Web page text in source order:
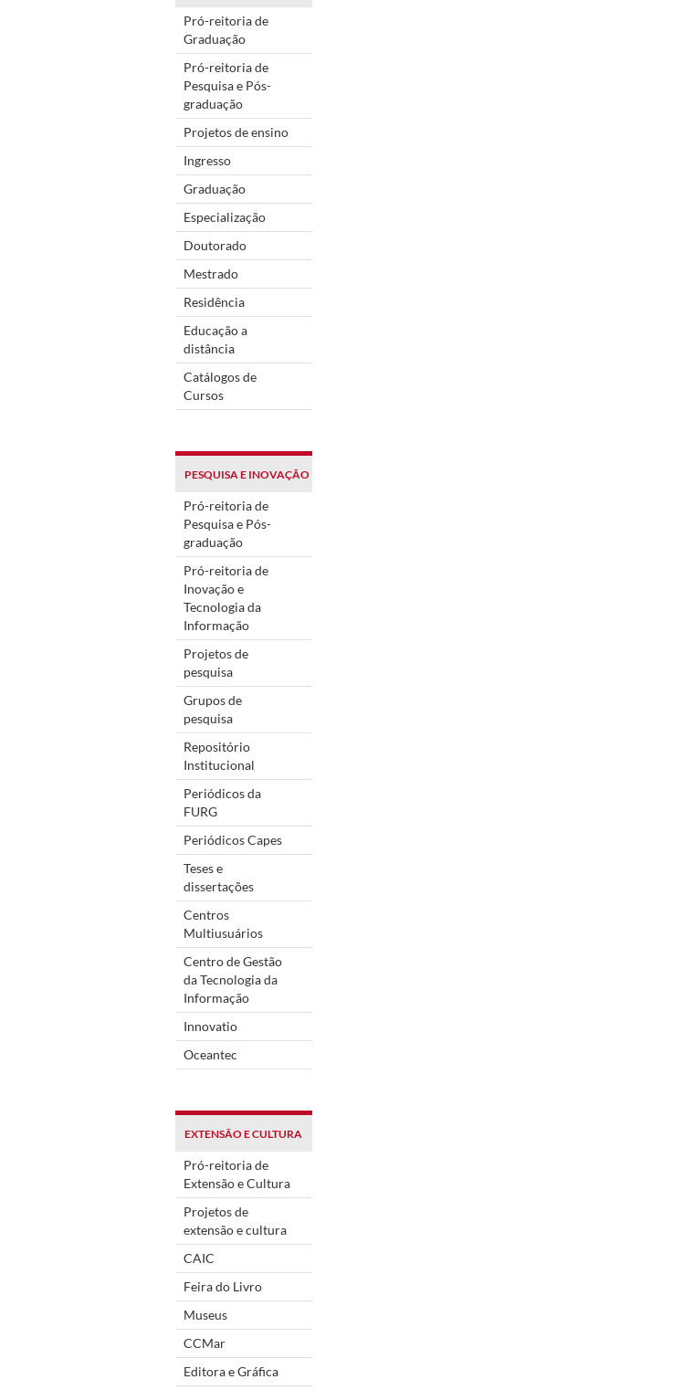
Pró-reitoria de
Graduação
Pró-reitoria de
Pesquisa e Pós-
graduação
Projetos de ensino
Ingresso
Graduação
Especialização
Doutorado
Mestrado
Residência
Educação a
distância
Catálogos de
Cursos
PESQUISA E INOVAÇÃO
Pró-reitoria de
Pesquisa e Pós-
graduação
Pró-reitoria de
Inovação e
Tecnologia da
Informação
Projetos de
pesquisa
Grupos de
pesquisa
Repositório
Institucional
Periódicos da
FURG
Periódicos Capes
Teses e
dissertações
Centros
Multiusuários
Centro de Gestão
da Tecnologia da
Informação
Innovatio
Oceantec
EXTENSÃO E CULTURA
Pró-reitoria de
Extensão e Cultura
Projetos de
extensão e cultura
CAIC
Feira do Livro
Museus
CCMar
Editora e Gráfica